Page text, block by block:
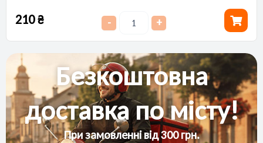
210₴ - +
Безкоштовна
доставка по місту!
При замовленні від 300 грн.